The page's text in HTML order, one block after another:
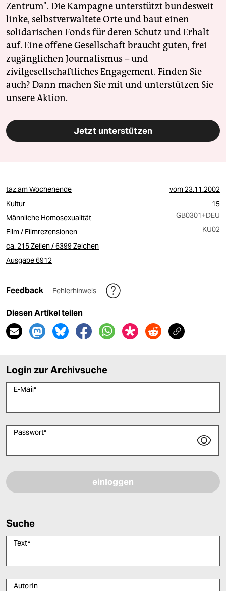
Zentrum". Die Kampagne unterstützt bundesweit
linke, selbstverwaltete Orte und baut einen
solidarischen Fonds für deren Schutz und Erhalt
auf. Eine offene Gesellschaft braucht guten, frei
zugänglichen Journalismus – und
zivilgesellschaftliches Engagement. Finden Sie
auch? Dann machen Sie mit und unterstützen Sie
unsere Aktion.
Jetzt unterstützen
taz.am Wochenende vom23.11.2002
Kultur
15
Männliche Homosexualität
GB0301+DEU
Film / Filmrezensionen
KU02
ca. 215 Zeilen / 6399 Zeichen
Ausgabe 6912
Feedback Fehlerhinweis
Diesen Artikel teilen
Login zur Archivsuche
E-Mail*
Passwort*
Suche
Text*
AutorIn